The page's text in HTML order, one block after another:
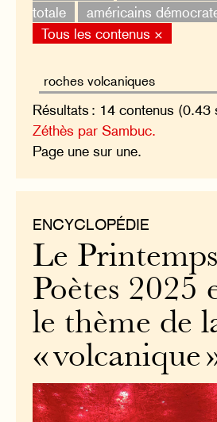
totale
américains
Tous les contenus ×
Résultats : 14 contenus
Zéthès par Sambuc.
Page une sur une.
ENCYCLOPÉDIE
Le
Poètes 2025
le thème de
« volcanique